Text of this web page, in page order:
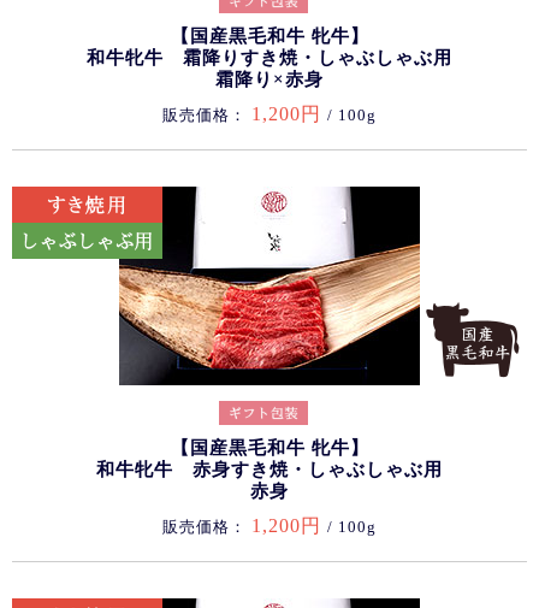
【国産黒毛和牛 牝牛】
和牛牝牛 霜降りすき焼・しゃぶしゃぶ用
霜降り×赤身
販売価格： 1,200円 / 100g
【国産黒毛和牛 牝牛】
和牛牝牛 赤身すき焼・しゃぶしゃぶ用
赤身
販売価格： 1,200円 / 100g